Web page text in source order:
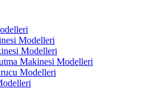
Modelleri
Modelleri
Makinesi Modelleri
Modelleri